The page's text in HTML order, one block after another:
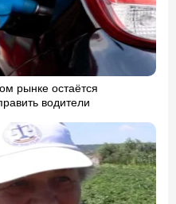
рынке остаётся
водители